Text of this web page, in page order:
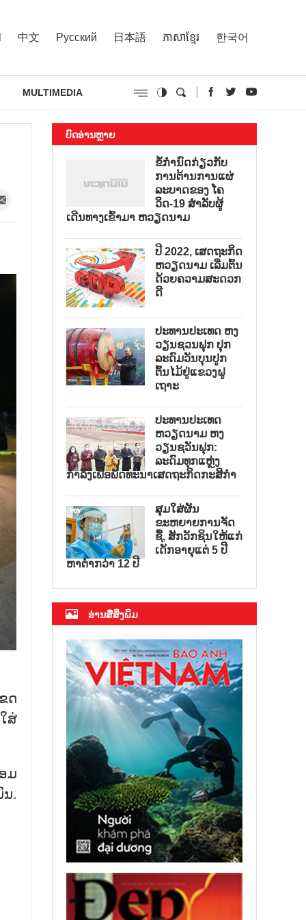
中文 Русский 日本語 ភាសាខ្មែរ 한국어
MULTIMEDIA
ດ
ສ່
ມ
.
ບົດອ່ານຫຼາຍ
ຂໍ້ກຳນົດກ່ຽວກັບ
ການຕ້ານການແຜ່
ລະບາດຂອງ ໂຄ
ວິດ-19 ສຳລັບຜູ້
ເດີນທາງເຂົ້າມາ ຫວຽດນາມ
ປີ 2022, ເສດຖະກິດ
ຫວຽດນາມ ເລີ່ມຕົ້ນ
ດ້ວຍຄວາມສະດວກ
ດີ
ປະທານປະເທດ ຫງ
ວຽນຊວນຟຸກ ປຸກ
ລະດົມວັນບຸນປູກ
ຕົ້ນໄມ້ຢູ່ແຂວງຝູ
ເຖາະ
ປະທານປະເທດ
ຫວຽດນາມ ຫງ
ວຽນຊວັນຟຸກ:
ລະດົມທຸກແຫຼ່ງ
ກຳລັງເພື່ອພັດທະນາເສດຖະກິດກະສິກຳ
ສຸມໃສ່ຜັນ
ຂະຫຍາຍການຈັດ
ຊື້, ສັກວັກຊິນໃຫ້ແກ່
ເດັກອາຍຸແຕ່ 5 ປີ
ຫາຕ່ຳກວ່າ 12 ປີ
ອ່ານສື່ສິ່ງພິມ